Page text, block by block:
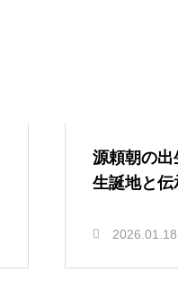
源頼朝の出
生誕地と
2026.01.18